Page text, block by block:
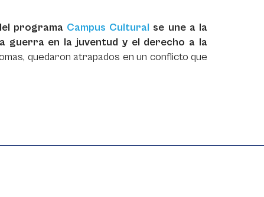
programa Campus Cultural se une a la
guerra en la juventud y el derecho a la
quedaron atrapados en un conflicto que